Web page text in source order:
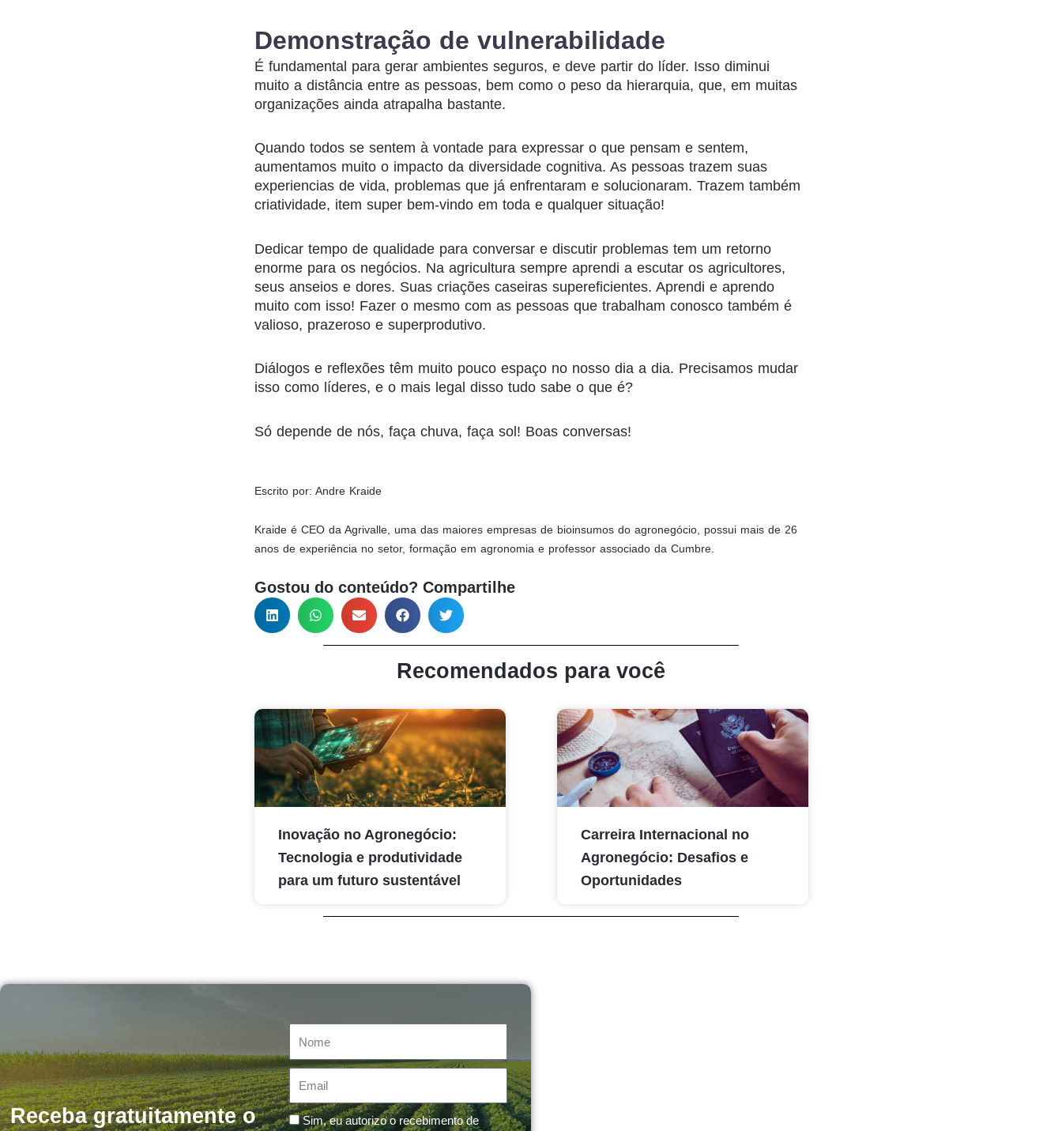
Demonstração de vulnerabilidade
É fundamental para gerar ambientes seguros, e deve partir do líder. Isso diminui
muito a distância entre as pessoas, bem como o peso da hierarquia, que, em muitas
organizações ainda atrapalha bastante.
Quando todos se sentem à vontade para expressar o que pensam e sentem,
aumentamos muito o impacto da diversidade cognitiva. As pessoas trazem suas
experiencias de vida, problemas que já enfrentaram e solucionaram. Trazem também
criatividade, item super bem-vindo em toda e qualquer situação!
Dedicar tempo de qualidade para conversar e discutir problemas tem um retorno
enorme para os negócios. Na agricultura sempre aprendi a escutar os agricultores,
seus anseios e dores. Suas criações caseiras supereficientes. Aprendi e aprendo
muito com isso! Fazer o mesmo com as pessoas que trabalham conosco também é
valioso, prazeroso e superprodutivo.
Diálogos e reflexões têm muito pouco espaço no nosso dia a dia. Precisamos mudar
isso como líderes, e o mais legal disso tudo sabe o que é?
Só depende de nós, faça chuva, faça sol! Boas conversas!
Escrito por: Andre Kraide
Kraide é CEO da Agrivalle, uma das maiores empresas de bioinsumos do agronegócio, possui mais de 26
anos de experiência no setor, formação em agronomia e professor associado da Cumbre.
Gostou do conteúdo? Compartilhe
Recomendados para você
Inovação no Agronegócio:
Tecnologia e produtividade
para um futuro sustentável
Carreira Internacional no
Agronegócio: Desafios e
Oportunidades
Receba gratuitamente o
Email
Message
Sim, eu autorizo o recebimento de